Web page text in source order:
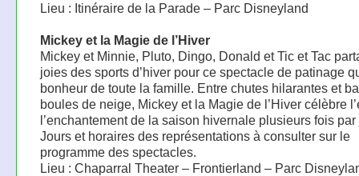
Lieu : Itinéraire de la Parade – Parc Disneyland
Mickey et la Magie de l’Hiver
Mickey et Minnie, Pluto, Dingo, Donald et Tic et Tac
joies des sports d’hiver pour ce spectacle de patinage
bonheur de toute la famille. Entre chutes hilarantes et
boules de neige, Mickey et la Magie de l’Hiver célèbre
l’enchantement de la saison hivernale plusieurs fois par
Jours et horaires des représentations à consulter sur le
programme des spectacles.
Lieu : Chaparral Theater – Frontierland – Parc